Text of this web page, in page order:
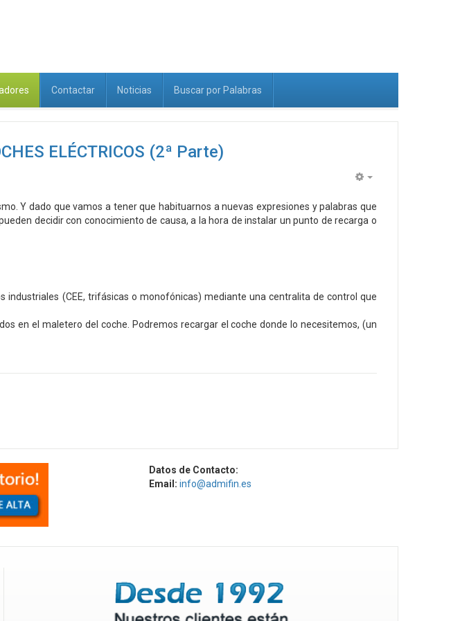
Contactar Noticias Buscar por Palabras
ELÉCTRICOS (2ª Parte)
Y dado que vamos a tener que habituarnos a nuevas expresiones y palabras que
decidir con conocimiento de causa, a la hora de instalar un punto de recarga o
(CEE, trifásicas o monofónicas) mediante una centralita de control que
en el maletero del coche. Podremos recargar el coche donde lo necesitemos, (un
Datos de Contacto:
Email: info@admifin.es